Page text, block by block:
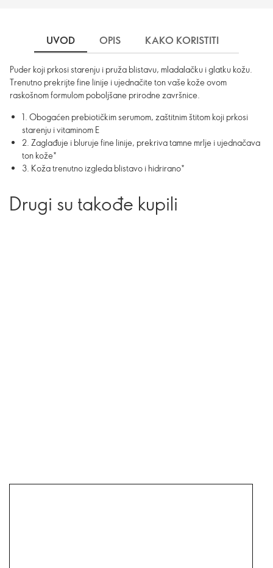
UVOD OPIS KAKO KORISTITI
Puder koji prkosi starenju i pruža blistavu, mladalačku i glatku kožu.
Trenutno prekrijte fine linije i ujednačite ton vaše kože ovom
raskošnom formulom poboljšane prirodne završnice.
1. Obogaćen prebiotičkim serumom, zaštitnim štitom koji prkosi
starenju i vitaminom E
2. Zaglađuje i bluruje fine linije, prekriva tamne mrlje i ujednačava
ton kože*
3. Koža trenutno izgleda blistavo i hidrirano*
Drugi su takođe kupili